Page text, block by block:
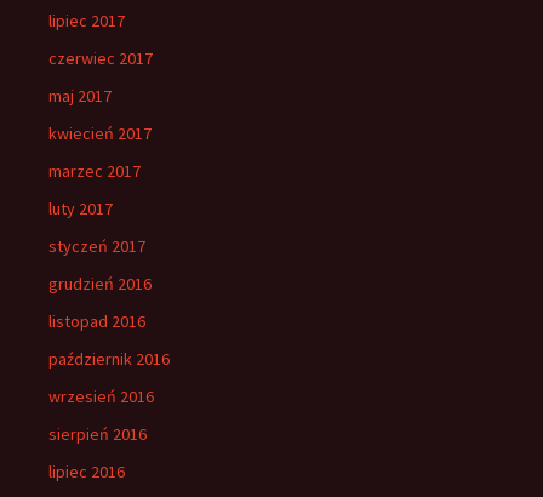
lipiec 2017
czerwiec 2017
maj 2017
kwiecień 2017
marzec 2017
luty 2017
styczeń 2017
grudzień 2016
listopad 2016
październik 2016
wrzesień 2016
sierpień 2016
lipiec 2016